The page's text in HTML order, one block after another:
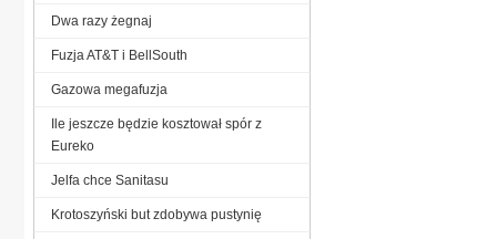
Dwa razy żegnaj
Fuzja AT&T i BellSouth
Gazowa megafuzja
Ile jeszcze będzie kosztował spór z
Eureko
Jelfa chce Sanitasu
Krotoszyński but zdobywa pustynię